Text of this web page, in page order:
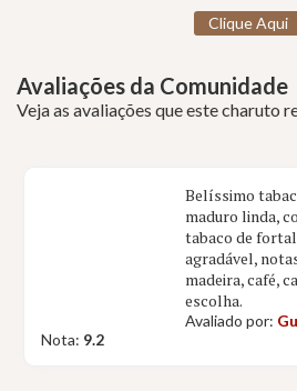
Clique Aqui
Avaliações da Comunidade
Veja as avaliações que este charuto
Belíssimo
maduro linda,
tabaco de
agradável,
madeira, café,
escolha.
Avaliado por:
Nota: 9.2